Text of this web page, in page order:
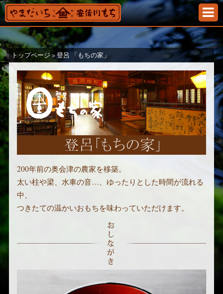
静岡のみならず東海道を代表する名物・お土産「
トップページ>登呂 「もちの家」
登呂 「もちの家」
200年前の奥会津の農家を移築。
太い柱や梁、水車の音…、ゆったりとした時間が流れる
中、
つきたての温かいおもちを味わっていただけます。